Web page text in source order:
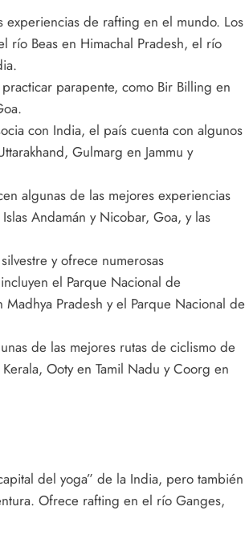
de rafting en el mundo. Los
río Beas en Himachal Pradesh, el río
parapente, como Bir Billing en
con India, el país cuenta con algunos
Gulmarg en Jammu y
algunas de las mejores experiencias
Andamán y Nicobar, Goa, y las
y ofrece numerosas
el Parque Nacional de
Pradesh y el Parque Nacional de
de las mejores rutas de ciclismo de
Ooty en Tamil Nadu y Coorg en
del yoga” de la India, pero también
Ofrece rafting en el río Ganges,